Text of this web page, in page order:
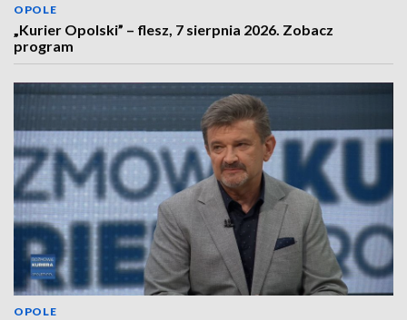
OPOLE
„Kurier Opolski” – flesz, 7 sierpnia 2026. Zobacz
program
OPOLE